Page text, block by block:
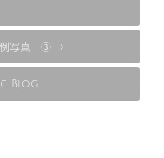
Blog
例写真 ③ →